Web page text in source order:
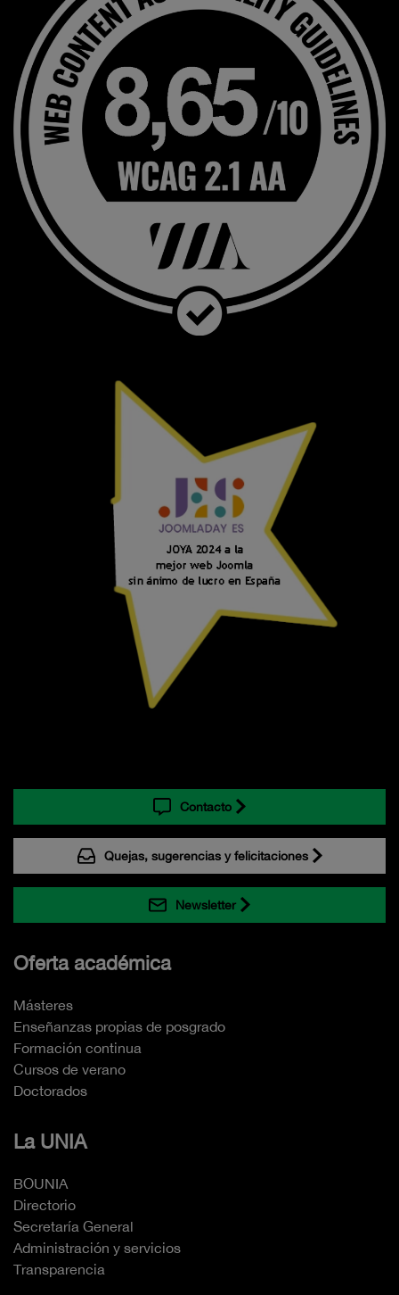
Contacto
Quejas, sugerencias y felicitaciones
Newsletter
Oferta académica
Másteres
Enseñanzas propias de posgrado
Formación continua
Cursos de verano
Doctorados
La UNIA
BOUNIA
Directorio
Secretaría General
Administración y servicios
Transparencia